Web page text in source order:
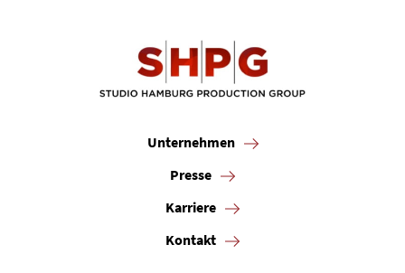
Unternehmen
Presse
Karriere
Kontakt